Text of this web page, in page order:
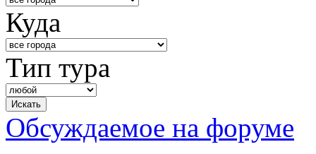
Куда
Тип тура
Обсуждаемое на форуме